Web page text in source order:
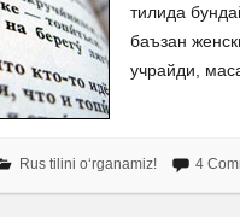
тилида
баъзан
учрайди,
Rus tilini o‘rganamiz! 4